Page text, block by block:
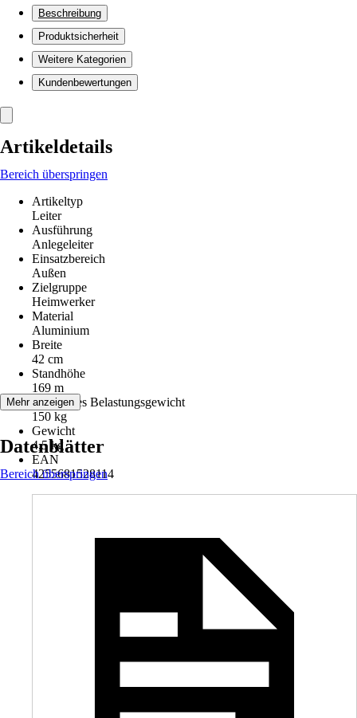
Beschreibung
Produktsicherheit
Weitere Kategorien
Kundenbewertungen
Artikeldetails
Bereich überspringen
Artikeltyp
Leiter
Ausführung
Anlegeleiter
Einsatzbereich
Außen
Zielgruppe
Heimwerker
Material
Aluminium
Breite
42 cm
Standhöhe
169 m
Maximales Belastungsgewicht
150 kg
Gewicht
4,5 kg
EAN
4255681528114
Mehr anzeigen
Datenblätter
Bereich überspringen